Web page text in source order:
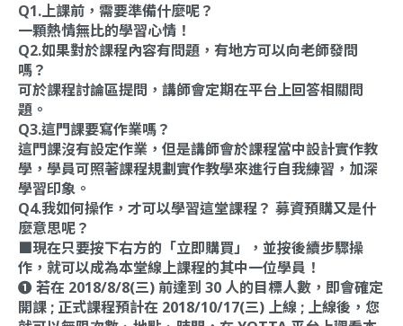
Q1.上課前，需要準備什麼呢？
一顆熱情無比的學習心情！
Q2.如果對於課程內容有問題，有地方可以向老師發問
嗎？
可於課程討論區提問，講師會定期在平台上回答相關問
題。
Q3.這門課要寫作業嗎？
這門課沒有設定作業，但是講師會於課程當中設計實作教
學，學員可照著課程規劃實作教學來進行自我練習，加深
學習印象。
Q4.我如何操作，才可以學習這堂課程？ 募資預購又是什
麼意思呢？
■現在只要按下右方的「立即購買」，並按後續步驟操
作，就可以成為本堂線上課程的其中一位學員！
❶ 若在 2018/8/8(三) 前達到 30 人的目標人數，即會確定
開課 ; 正式課程預計在 2018/10/17(三) 上線 ; 上線後，您